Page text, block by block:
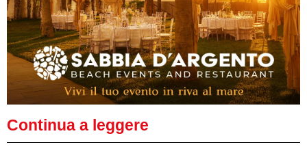
Continua a leggere